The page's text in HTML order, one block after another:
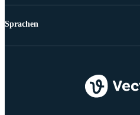
Sprachen